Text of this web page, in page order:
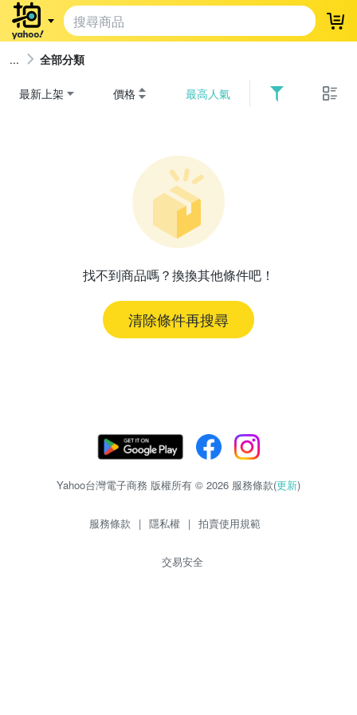
登
全部分類
最新上架 價格 最高人氣
找不到商品嗎？換換其他條件吧！
清除條件再搜尋
Yahoo台灣電子商務 版權所有 © 2026 服務條款(更新)
服務條款 | 隱私權 | 拍賣使用規範
交易安全